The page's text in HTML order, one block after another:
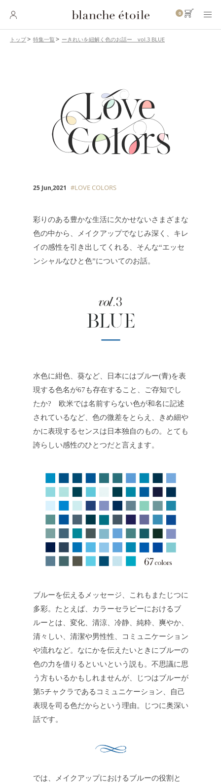
0
トップ 特集一覧 ーきれいを紐解く色のお話ー vol.3 BLUE
25 Jun,2021 #LOVE COLORS
彩りのある豊かな生活に欠かせないさまざまな
色の中から、メイクアップでなじみ深く、キレ
イの感性を引き出してくれる、そんな“エッセ
ンシャルなひと色”についてのお話。
水色に紺色、葵など、日本にはブルー(青)を表
現する色名が67も存在すること、ご存知でし
たか? 欧米では名前すらない色が和名に記述
されているなど、色の微差をとらえ、きめ細や
かに表現するセンスは日本独自のもの。とても
誇らしい感性のひとつだと言えます。
ブルーを伝えるメッセージ、これもまたじつに
多彩。たとえば、カラーセラピーにおけるブ
ルーとは、変化、清涼、冷静、純粋、爽やか、
清々しい、清潔や男性性、コミュニケーション
や流れなど。なにかを伝えたいときにブルーの
色の力を借りるといいという説も。不思議に思
う方もいるかもしれませんが、じつはブルーが
第5チャクラであるコミュニケーション、自己
表現を司る色だからという理由。じつに奥深い
話です。
では、メイクアップにおけるブルーの役割と
BASE MAKEUP ベースメイク
POINT MAKEUP ポイントメイク
HAIR CARE ボディ・ヘアケア
INNER CARE インナーケア
TOOL ツール
JEWELRY ジュエリー
男性にもおすすめ